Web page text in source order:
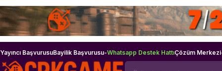
Yayıncı BaşvurusuBayilik Başvurusu-Whatsapp Destek HattıÇözüm Merkezi